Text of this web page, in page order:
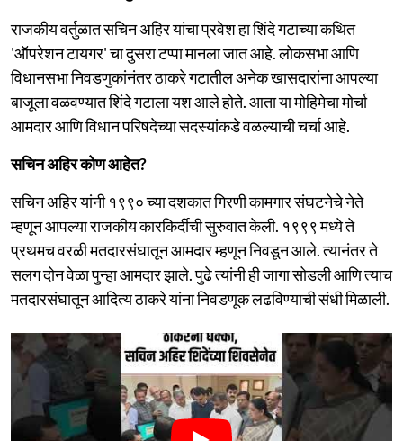
राजकीय वर्तुळात सचिन अहिर यांचा प्रवेश हा शिंदे गटाच्या कथित
'ऑपरेशन टायगर' चा दुसरा टप्पा मानला जात आहे. लोकसभा आणि
विधानसभा निवडणुकांनंतर ठाकरे गटातील अनेक खासदारांना आपल्या
बाजूला वळवण्यात शिंदे गटाला यश आले होते. आता या मोहिमेचा मोर्चा
आमदार आणि विधान परिषदेच्या सदस्यांकडे वळल्याची चर्चा आहे.
सचिन अहिर कोण आहेत?
सचिन अहिर यांनी १९९० च्या दशकात गिरणी कामगार संघटनेचे नेते
म्हणून आपल्या राजकीय कारकिर्दीची सुरुवात केली. १९९९ मध्ये ते
प्रथमच वरळी मतदारसंघातून आमदार म्हणून निवडून आले. त्यानंतर ते
सलग दोन वेळा पुन्हा आमदार झाले. पुढे त्यांनी ही जागा सोडली आणि त्याच
मतदारसंघातून आदित्य ठाकरे यांना निवडणूक लढविण्याची संधी मिळाली.